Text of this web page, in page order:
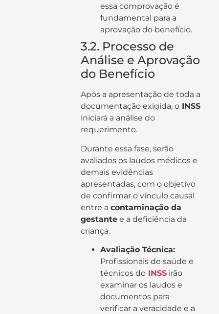
essa comprovação é
fundamental para a
aprovação do benefício.
3.2. Processo de
Análise e Aprovação
do Benefício
Após a apresentação de toda a
documentação exigida, o INSS
iniciará a análise do
requerimento.
Durante essa fase, serão
avaliados os laudos médicos e
demais evidências
apresentadas, com o objetivo
de confirmar o vínculo causal
entre a contaminação da
gestante e a deficiência da
criança.
Avaliação Técnica:
Profissionais de saúde e
técnicos do INSS irão
examinar os laudos e
documentos para
verificar a veracidade e a